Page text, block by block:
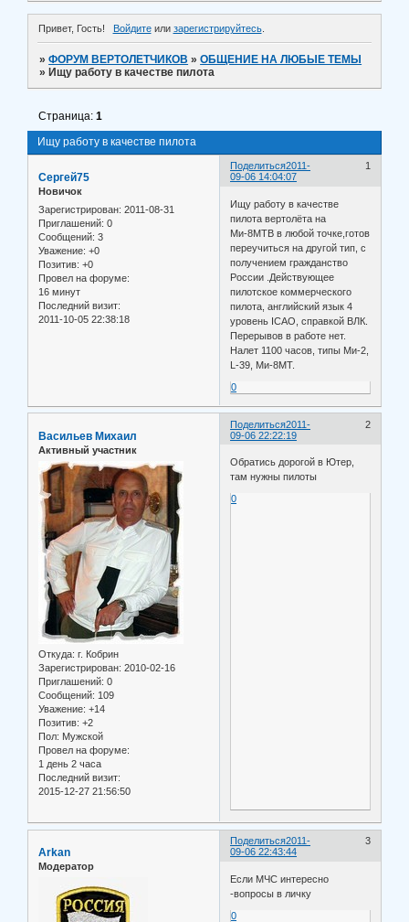
Привет, Гость! Войдитеили зарегистрируйтесь.
»ФОРУМ ВЕРТОЛЕТЧИКОВ »ОБЩЕНИЕ НА ЛЮБЫЕ ТЕМЫ
» Ищу работу в качестве пилота
Ищу работу в качестве пилота
Страница:1
Поделиться 1
2011-
09-06 14:04:07
Сергей75
Новичок
Зарегистрирован: 2011-08-31
Приглашений: 0
Сообщений: 3
Уважение: +0
Позитив: +0
Провел на форуме:
16 минут
Последний визит:
2011-10-05 22:38:18
Ищу работу в качестве
пилота вертолёта на
Ми-8МТВ в любой точке,готов
переучиться на другой тип, с
получением гражданство
России .Действующее
пилотское коммерческого
пилота, английский язык 4
уровень ICАО, справкой ВЛК.
Перерывов в работе нет.
Налет 1100 часов, типы Ми-2,
L-39, Ми-8МТ.
0
Поделиться 2
2011-
09-06 22:22:19
Васильев Михаил
Активный участник
Откуда: г. Кобрин
Зарегистрирован: 2010-02-16
Приглашений: 0
Сообщений: 109
Уважение: +14
Позитив: +2
Пол: Мужской
Провел на форуме:
1 день 2 часа
Последний визит:
2015-12-27 21:56:50
Обратись дорогой в Ютер,
там нужны пилоты
0
Поделиться 3
2011-
09-06 22:43:44
Arkan
Модератор
Если МЧС интересно
-вопросы в личку
0